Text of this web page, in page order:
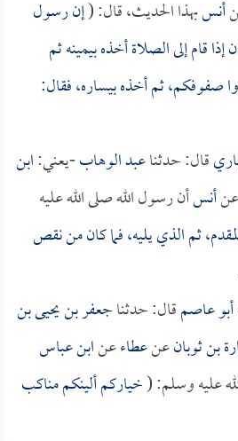
أنسبهذا الحديث، قال: (إن رسول
قام إلى الصلاة أخذه بيمينه ثم
صفوفكم، ثم أخذه بيساره، فقال:
قال: حدثناعبد الوهاب-يعني:ابن
عنأنسأن رسول الله صلى الله عليه
ثم الذي يليه، فما كان من نقص
أبو عاصمقال: حدثناجعفر بن يحيى بن
بن ثوبانعنعطاءعنابن عباس
عليه وسلم: (خياركم ألينكم مناكب